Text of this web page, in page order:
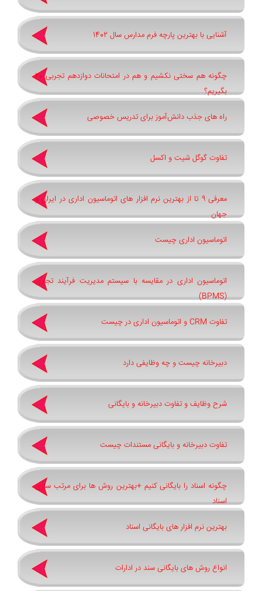
آشنایی با بهترین پارچه فرم مدارس سال 1402
چگونه هم سختی نکشیم و هم در امتحانات دوازدهم تجربی 20
بگیریم؟
راه های جذب دانش‌آموز برای تدریس خصوصی
تفاوت گوگل شیت و اکسل
معرفی 9 تا از بهترین نرم افزار های اتوماسیون اداری در ایران و
جهان
اتوماسیون اداری چیست
اتوماسیون اداری در مقایسه با سیستم مدیریت فرآیند تجاری
(BPMS)
تفاوت CRM و اتوماسیون اداری در چیست
دبیرخانه چیست و چه وظایفی دارد
شرح وظایف و تفاوت دبیرخانه و بایگانی
تفاوت دبیرخانه و بایگانی مستندات چیست
چگونه اسناد را بایگانی کنیم +بهترین روش ‌ها برای مرتب ‌سازی
اسناد
بهترین نرم ‌افزار های بایگانی اسناد
انواع روش های بایگانی سند در ادارات